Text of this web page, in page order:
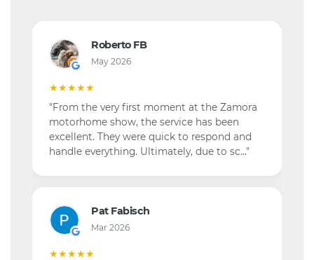
Roberto FB
May 2026
★★★★★
"From the very first moment at the Zamora
motorhome show, the service has been
excellent. They were quick to respond and
handle everything. Ultimately, due to sc…"
Pat Fabisch
Mar 2026
★★★★★